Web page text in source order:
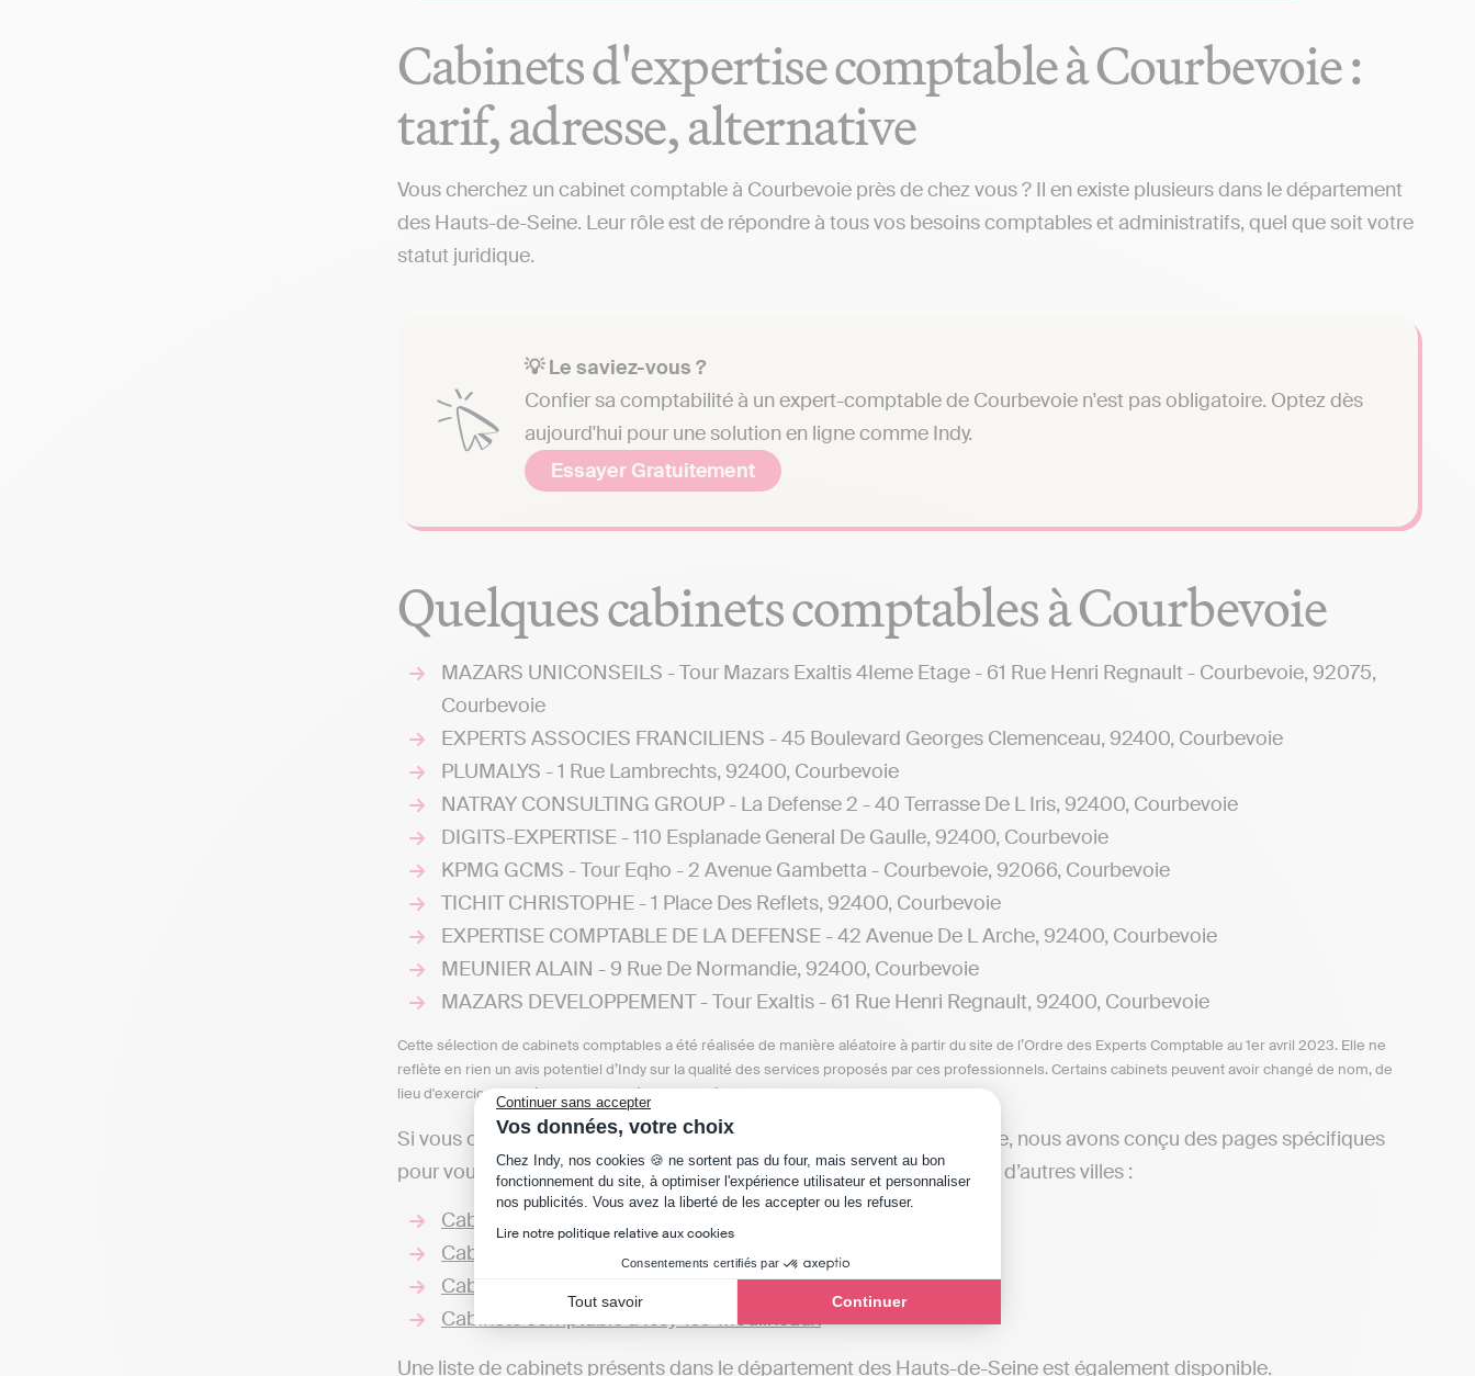
Continuer sans accepter
Vos données, votre choix
Plateforme de Gestion du Consentement : Personnalisez vos Options
Chez Indy, nos cookies 🍪 ne sortent pas du four, mais servent au bon
fonctionnement du site, à optimiser l'expérience utilisateur et personnaliser
nos publicités. Vous avez la liberté de les accepter ou les refuser.
Lire notre politique relative aux cookies
Consentements certifiés par
Tout savoir Continuer
Axeptio consent
Cabinets d'expertise comptable à Courbevoie :
tarif, adresse, alternative
Vous cherchez un cabinet comptable à Courbevoie près de chez vous ? Il en existe plusieurs dans le département
des Hauts-de-Seine. Leur rôle est de répondre à tous vos besoins comptables et administratifs, quel que soit votre
statut juridique.
💡 Le saviez-vous ?
Confier sa comptabilité à un expert-comptable de Courbevoie n'est pas obligatoire. Optez dès
aujourd'hui pour une solution en ligne comme Indy.
Essayer Gratuitement
Quelques cabinets comptables à Courbevoie
MAZARS UNICONSEILS - Tour Mazars Exaltis 4Ieme Etage - 61 Rue Henri Regnault - Courbevoie, 92075,
Courbevoie
EXPERTS ASSOCIES FRANCILIENS - 45 Boulevard Georges Clemenceau, 92400, Courbevoie
PLUMALYS - 1 Rue Lambrechts, 92400, Courbevoie
NATRAY CONSULTING GROUP - La Defense 2 - 40 Terrasse De L Iris, 92400, Courbevoie
DIGITS-EXPERTISE - 110 Esplanade General De Gaulle, 92400, Courbevoie
KPMG GCMS - Tour Eqho - 2 Avenue Gambetta - Courbevoie, 92066, Courbevoie
TICHIT CHRISTOPHE - 1 Place Des Reflets, 92400, Courbevoie
EXPERTISE COMPTABLE DE LA DEFENSE - 42 Avenue De L Arche, 92400, Courbevoie
MEUNIER ALAIN - 9 Rue De Normandie, 92400, Courbevoie
MAZARS DEVELOPPEMENT - Tour Exaltis - 61 Rue Henri Regnault, 92400, Courbevoie
Cette sélection de cabinets comptables a été réalisée de manière aléatoire à partir du site de l’Ordre des Experts Comptable au 1er avril 2023. Elle ne
reflète en rien un avis potentiel d’Indy sur la qualité des services proposés par ces professionnels. Certains cabinets peuvent avoir changé de nom, de
lieu d'exercice, ou même avoir cessé leur activité depuis la date de cette publication.
Si vous cherchez un cabinet comptable aux alentours de Courbevoie, nous avons conçu des pages spécifiques
pour vous donner des détails sur les cabinets d'experts-comptables d’autres villes :
Cabinets comptable à Nanterre
Cabinets comptable à Colombes
Cabinets comptable à Sèvres
Cabinets comptable à Issy-les-Moulineaux
Une liste de cabinets présents dans le département des Hauts-de-Seine est également disponible.